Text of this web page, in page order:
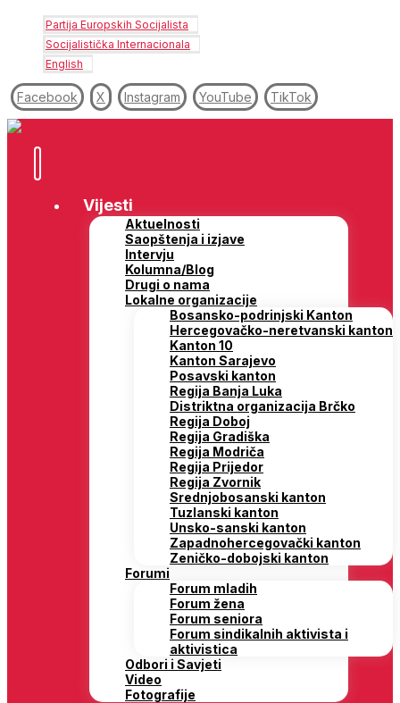
Partija Europskih Socijalista
Socijalistička Internacionala
English
Facebook X Instagram YouTube TikTok
Vijesti
Aktuelnosti
Saopštenja i izjave
Intervju
Kolumna/Blog
Drugi o nama
Lokalne organizacije
Bosansko-podrinjski Kanton
Hercegovačko-neretvanski kanton
Kanton 10
Kanton Sarajevo
Posavski kanton
Regija Banja Luka
Distriktna organizacija Brčko
Regija Doboj
Regija Gradiška
Regija Modriča
Regija Prijedor
Regija Zvornik
Srednjobosanski kanton
Tuzlanski kanton
Unsko-sanski kanton
Zapadnohercegovački kanton
Zeničko-dobojski kanton
Forumi
Forum mladih
Forum žena
Forum seniora
Forum sindikalnih aktivista i
aktivistica
Odbori i Savjeti
Video
Fotografije